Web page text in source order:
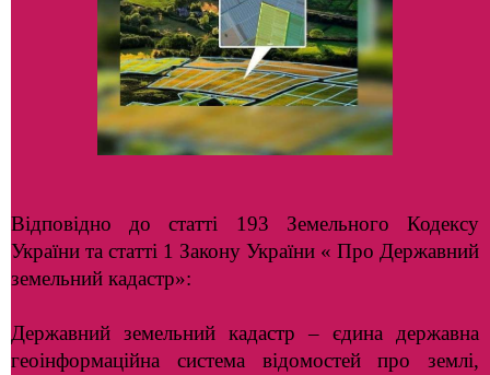
Відповідно до статті 193 Земельного Кодексу
України та статті 1 Закону України « Про Державний
земельний кадастр»:
Державний земельний кадастр – єдина державна
геоінформаційна система відомостей про землі,